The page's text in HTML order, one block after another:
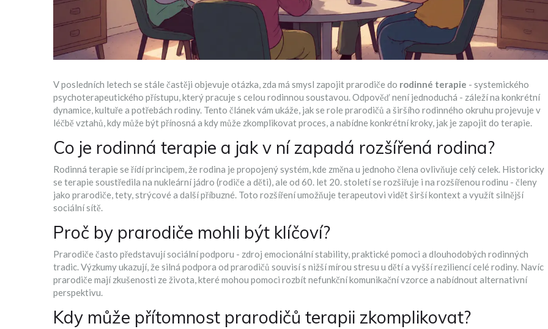
V posledních letech se stále častěji objevuje otázka, zda má smysl zapojit prarodiče do rodinné terapie - systemického
psychoterapeutického přístupu, který pracuje s celou rodinnou soustavou. Odpověď není jednoduchá - záleží na konkrétní
dynamice, kultuře a potřebách rodiny. Tento článek vám ukáže, jak se role prarodičů a širšího rodinného okruhu projevuje v
léčbě vztahů, kdy může být přínosná a kdy může zkomplikovat proces, a nabídne konkrétní kroky, jak je zapojit do terapie.
Co je rodinná terapie a jak v ní zapadá rozšířená rodina?
Rodinná terapie se řídí principem, že rodina je propojený systém, kde změna u jednoho člena ovlivňuje celý celek. Historicky
se terapie soustředila na nukleární jádro (rodiče a děti), ale od 60. let 20. století se rozšiřuje i na rozšířenou rodinu - členy
jako prarodiče, tety, strýcové a další příbuzné. Toto rozšíření umožňuje terapeutovi vidět širší kontext a využít silnější
sociální sítě.
Proč by prarodiče mohli být klíčoví?
Prarodiče často představujísociální podporu - zdroj emocionální stability, praktické pomoci a dlouhodobých rodinných
tradic. Výzkumy ukazují, že silná podpora od prarodičů souvisí s nižší mírou stresu u dětí a vyšší reziliencí celé rodiny. Navíc
prarodiče mají zkušenosti ze života, které mohou pomoci rozbít nefunkční komunikační vzorce a nabídnout alternativní
perspektivu.
Kdy může přítomnost prarodičů terapii zkomplikovat?